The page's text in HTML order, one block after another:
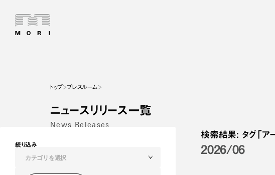
トップ プレスルーム
ニュースリリース一覧
News Releases
絞り込み
カテゴリを選択
検索結果: タグ「ア
2026/06